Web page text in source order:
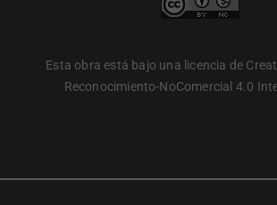
Esta obra está bajo una licencia de
Reconocimiento-NoComercial 4.0